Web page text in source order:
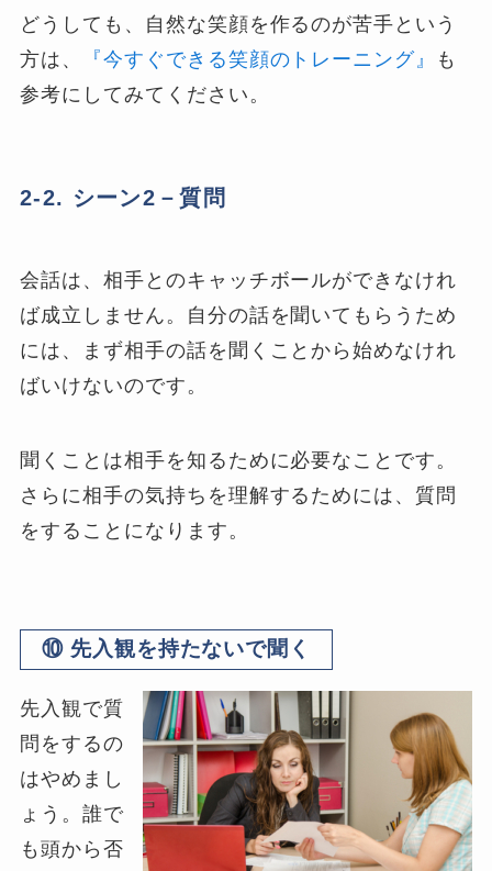
どうしても、自然な笑顔を作るのが苦手という
方は、
『今すぐできる笑顔のトレーニング』
も
参考にしてみてください。
2-2. シーン2－質問
会話は、相手とのキャッチボールができなけれ
ば成立しません。自分の話を聞いてもらうため
には、まず相手の話を聞くことから始めなけれ
ばいけないのです。
聞くことは相手を知るために必要なことです。
さらに相手の気持ちを理解するためには、質問
をすることになります。
⑩ 先入観を持たないで聞く
先入観で質
問をするの
はやめまし
ょう。誰で
も頭から否